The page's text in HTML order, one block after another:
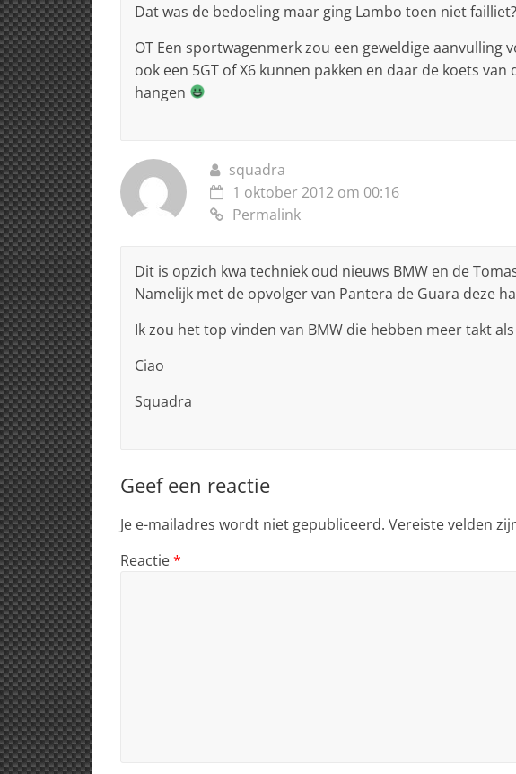
Dat was de bedoeling maar ging Lambo toen niet failliet?
OT Een sportwagenmerk zou een geweldige aanvulling
ook een 5GT of X6 kunnen pakken en daar de koets
hangen
squadra
1 oktober 2012 om 00:16
Permalink
Dit is opzich kwa techniek oud nieuws BMW en de
Namelijk met de opvolger van Pantera de Guara deze
Ik zou het top vinden van BMW die hebben meer takt
Ciao
Squadra
Geef een reactie
Je e-mailadres wordt niet gepubliceerd. Vereiste velden
Reactie*